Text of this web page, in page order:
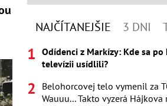
NAJČÍTANEJŠIE 3 DNI
Odídenci z Markízy: Kde sa po
televízii usídlili?
Belohorcovej telo vymenil za
Wauuu... Takto vyzerá Hájkova